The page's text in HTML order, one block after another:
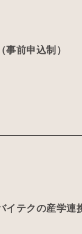
前申込制）
イテクの産学連